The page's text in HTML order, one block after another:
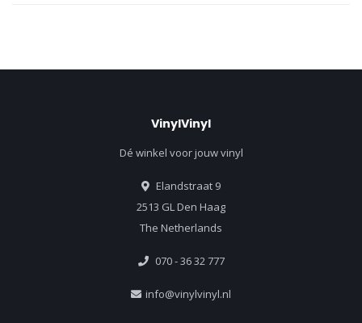
VinylVinyl
Dé winkel voor jouw vinyl
Elandstraat 9
2513 GL Den Haag
The Netherlands
070 - 36 32 777
info@vinylvinyl.nl